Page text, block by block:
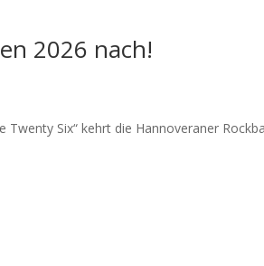
2026 nach!
Six“ kehrt die Hannoveraner